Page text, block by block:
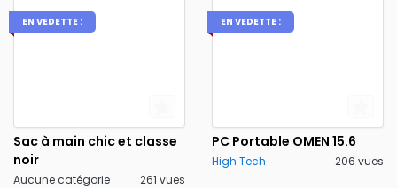
EN VEDETTE :
Sac à main chic et classe
noir
Aucune catégorie 261 vues
EN VEDETTE :
PC Portable OMEN 15.6
High Tech 206 vues